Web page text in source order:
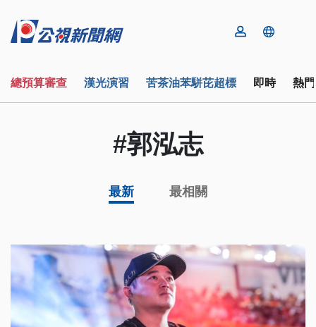
總預算審查 漢光演習 苦茶油苯駢芘超標 即時 熱
#郭泓志
最新 最相關